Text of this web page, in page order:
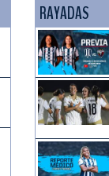
RAYADAS